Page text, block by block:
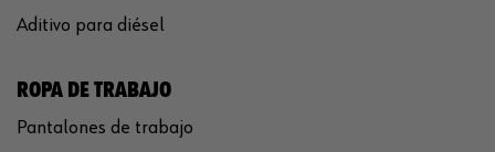
Aditivo para diésel
ROPA DE TRABAJO
Pantalones de trabajo